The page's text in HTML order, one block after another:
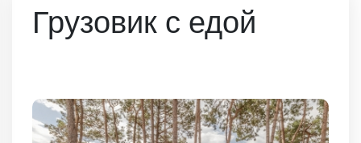
Грузовик с едой